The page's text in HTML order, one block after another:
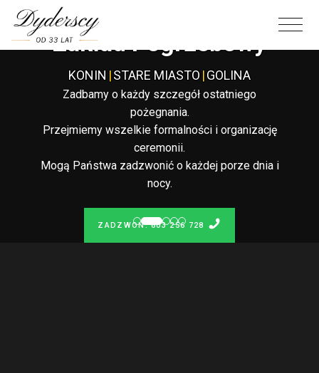
Całodobowy
Zakład Pogrzebowy
KONIN |STARE MIASTO |GOLINA
Zadbamy o każdy szczegół ostatniego
pożegnania.
Przejmiemy wszelkie formalności i organizację
ceremonii.
Mogą Państwa zadzwonić o każdej porze dnia i
nocy.
ZADZWOŃ: 603 256 728